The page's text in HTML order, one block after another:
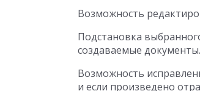
Возможность
Подстановка
создаваемые документы.
Возможность
и если произведено